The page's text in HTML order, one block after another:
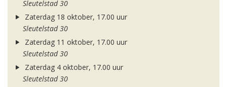
Sleutelstad 30
Zaterdag 18 oktober, 17.00 uur
Sleutelstad 30
Zaterdag 11 oktober, 17.00 uur
Sleutelstad 30
Zaterdag 4 oktober, 17.00 uur
Sleutelstad 30